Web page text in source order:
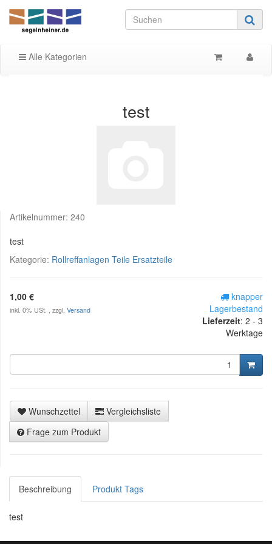
Alle Kategorien
test
Artikelnummer: 240
test
Kategorie: Rollreffanlagen Teile Ersatzteile
1,00 €
inkl. 0% USt. , zzgl. Versand
knapper
Lagerbestand
Lieferzeit: 2 - 3
Werktage
Wunschzettel
Vergleichsliste
Frage zum Produkt
Beschreibung Produkt Tags
test